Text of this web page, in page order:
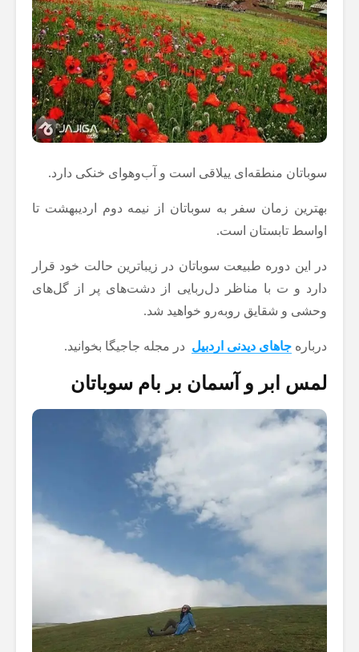
سوباتان منطقه‌ای ییلاقی است و آب‌وهوای خنکی دارد.
بهترین زمان سفر به سوباتان از نیمه دوم اردیبهشت تا
اواسط تابستان است.
در این دوره طبیعت سوباتان در زیباترین حالت خود قرار
دارد و ت با مناظر دل‌ربایی از دشت‌های پر از گل‌های
وحشی و شقایق روبه‌رو خواهید شد.
درباره جاهای دیدنی اردبیل در مجله جاجیگا بخوانید.
لمس ابر و آسمان بر بام سوباتان